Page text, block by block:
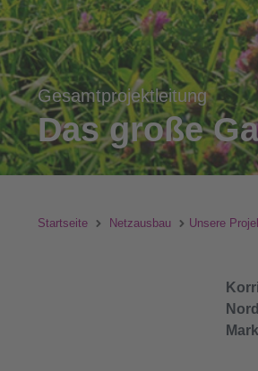
Gesamtprojektleitung
Das große
Startseite Netzausbau Unsere